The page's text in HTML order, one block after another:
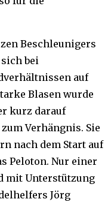
Beschleunigers
bei
auf
Blasen wurde
kurz darauf
Verhängnis. Sie
nach dem Start auf
Peloton. Nur einer
mit Unterstützung
Jörg